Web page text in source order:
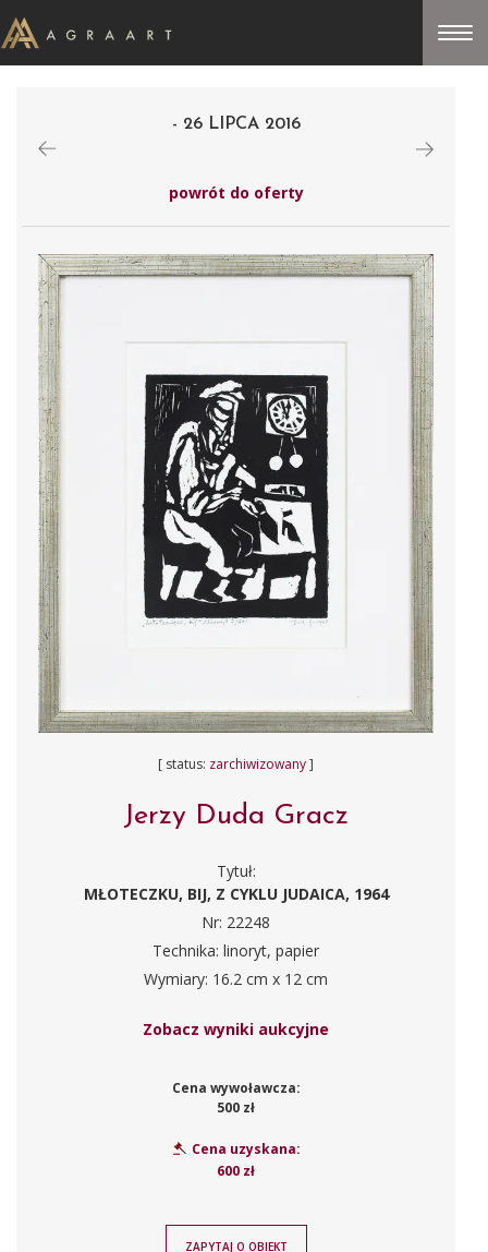
- 26 LIPCA 2016
powrót do oferty
[ status: zarchiwizowany]
Jerzy Duda Gracz
Tytuł:
MŁOTECZKU, BIJ, Z CYKLU JUDAICA, 1964
Nr: 22248
Technika: linoryt, papier
Wymiary: 16.2 cm x 12 cm
Zobacz wyniki aukcyjne
Cena wywoławcza:
500 zł
Cena uzyskana:
600 zł
ZAPYTAJ O OBIEKT